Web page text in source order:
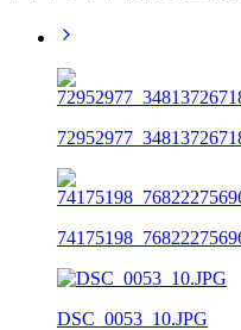
DSC_0053_10.JPG